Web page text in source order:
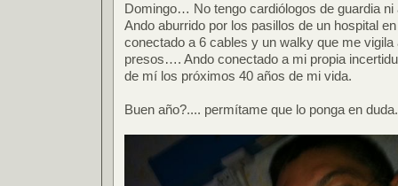
Domingo… No tengo cardiólogos de guardia
Ando aburrido por los pasillos de un hospital
conectado a 6 cables y un walky que me
presos…. Ando conectado a mi propia
de mí los próximos 40 años de mi vida.
Buen año?.... permítame que lo ponga en duda.